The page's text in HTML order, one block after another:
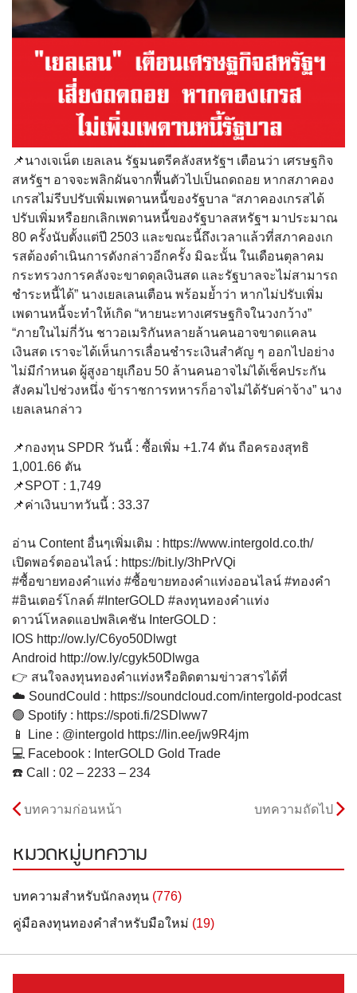
📌นางเจเน็ต เยลเลน รัฐมนตรีคลังสหรัฐฯ เตือนว่า เศรษฐกิจ
สหรัฐฯ อาจจะพลิกผันจากฟื้นตัวไปเป็นถดถอย หากสภาคอง
เกรสไม่รีบปรับเพิ่มเพดานหนี้ของรัฐบาล “สภาคองเกรสได้
ปรับเพิ่มหรือยกเลิกเพดานหนี้ของรัฐบาลสหรัฐฯ มาประมาณ
80 ครั้งนับตั้งแต่ปี 2503 และขณะนี้ถึงเวลาแล้วที่สภาคองเก
รสต้องดำเนินการดังกล่าวอีกครั้ง มิฉะนั้น ในเดือนตุลาคม
กระทรวงการคลังจะขาดดุลเงินสด และรัฐบาลจะไม่สามารถ
ชำระหนี้ได้” นางเยลเลนเตือน พร้อมย้ำว่า หากไม่ปรับเพิ่ม
เพดานหนี้จะทำให้เกิด “หายนะทางเศรษฐกิจในวงกว้าง”
“ภายในไม่กี่วัน ชาวอเมริกันหลายล้านคนอาจขาดแคลน
เงินสด เราจะได้เห็นการเลื่อนชำระเงินสำคัญ ๆ ออกไปอย่าง
ไม่มีกำหนด ผู้สูงอายุเกือบ 50 ล้านคนอาจไม่ได้เช็คประกัน
สังคมไปช่วงหนึ่ง ข้าราชการทหารก็อาจไม่ได้รับค่าจ้าง” นาง
เยลเลนกล่าว
📌กองทุน SPDR วันนี้ : ซื้อเพิ่ม +1.74 ตัน ถือครองสุทธิ
1,001.66 ตัน
📌SPOT : 1,749
📌ค่าเงินบาทวันนี้ : 33.37
อ่าน Content อื่นๆเพิ่มเติม : https://www.intergold.co.th/
เปิดพอร์ตออนไลน์ : https://bit.ly/3hPrVQi
#ซื้อขายทองคำแท่ง #ซื้อขายทองคำแท่งออนไลน์ #ทองคำ
#อินเตอร์โกลด์ #InterGOLD #ลงทุนทองคำแท่ง
ดาวน์โหลดแอปพลิเคชัน InterGOLD :
IOS http://ow.ly/C6yo50Dlwgt
Android http://ow.ly/cgyk50Dlwga
👉 สนใจลงทุนทองคำแท่งหรือติดตามข่าวสารได้ที่
☁️ SoundCould : https://soundcloud.com/intergold-podcast
🟢 Spotify : https://spoti.fi/2SDlww7
📱 Line : @intergold https://lin.ee/jw9R4jm
💻 Facebook : InterGOLD Gold Trade
☎️ Call : 02 – 2233 – 234
บทความก่อนหน้า บทความถัดไป
หมวดหมู่บทความ
บทความสำหรับนักลงทุน (776)
คู่มือลงทุนทองคำสำหรับมือใหม่ (19)